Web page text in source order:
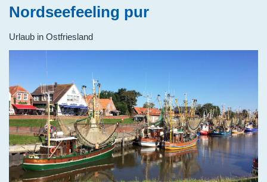
Nordseefeeling pur
Urlaub in Ostfriesland